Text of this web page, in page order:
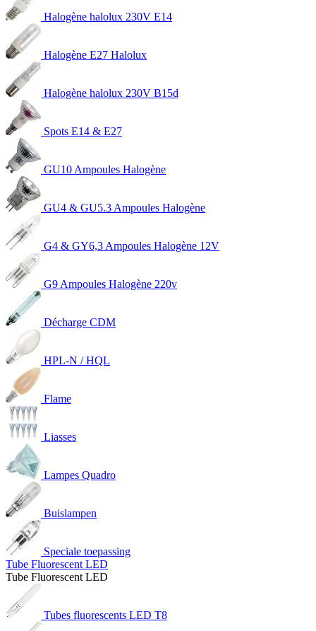
Halogène halolux 230V E14
Halogène E27 Halolux
Halogène halolux 230V B15d
Spots E14 & E27
GU10 Ampoules Halogène
GU4 & GU5.3 Ampoules Halogène
G4 & GY6,3 Ampoules Halogène 12V
G9 Ampoules Halogène 220v
Décharge CDM
HPL-N / HQL
Flame
Liasses
Lampes Quadro
Buislampen
Speciale toepassing
Tube Fluorescent LED
Tube Fluorescent LED
Tubes fluorescents LED T8